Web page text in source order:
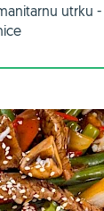
utrku